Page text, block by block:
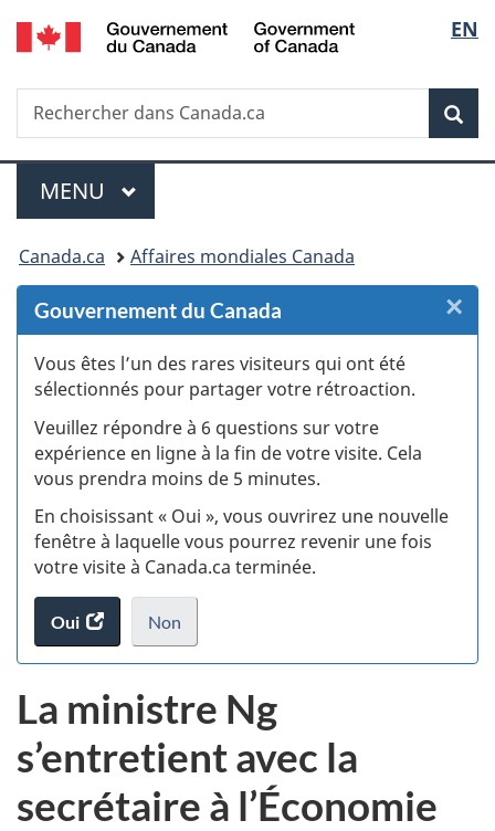
Passer
au
des
Passer
au
principal
Passer
à
Au
du
Passer
à
version
simplifiée
de
la
EN
Recherche
Rechercher
dans
Menu
MENU PRINCIPAL
Vous
êtes
ici :
Canada.ca Affaires mondiales Canada
Gouvernement du Canada
Vous êtes l’un des rares visiteurs qui ont été
sélectionnés pour partager votre rétroaction.
Veuillez répondre à 6 questions sur votre
expérience en ligne à la fin de votre visite. Cela
vous prendra moins de 5 minutes.
En choisissant « Oui », vous ouvrirez une nouvelle
fenêtre à laquelle vous pourrez revenir une fois
votre visite à Canada.ca terminée.
Oui
accéder
au
Non
je
veux
pas
participer
au
sondage
du
.
×
La ministre Ng
s’entretient avec la
secrétaire à l’Économie